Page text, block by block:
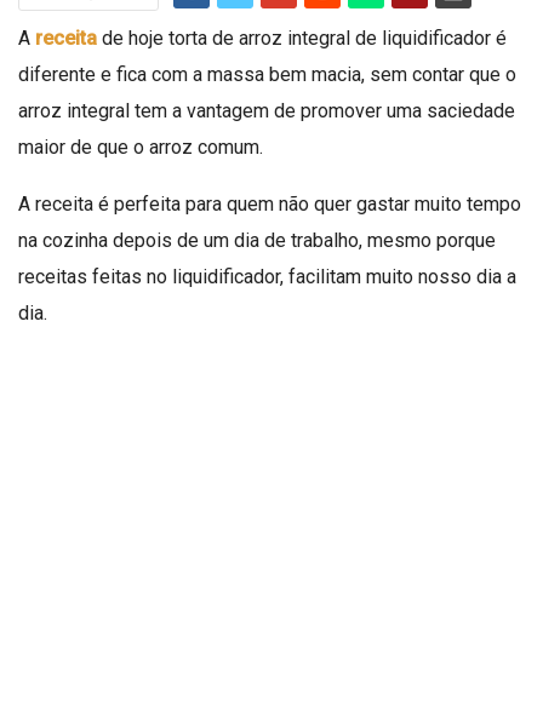
A receita de hoje torta de arroz integral de liquidificador é
diferente e fica com a massa bem macia, sem contar que o
arroz integral tem a vantagem de promover uma saciedade
maior de que o arroz comum.
A receita é perfeita para quem não quer gastar muito tempo
na cozinha depois de um dia de trabalho, mesmo porque
receitas feitas no liquidificador, facilitam muito nosso dia a
dia.